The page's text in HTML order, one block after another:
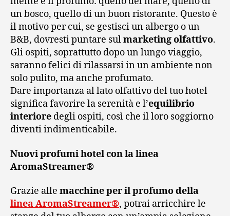
un bosco, quello di un buon ristorante. Questo è
il motivo per cui, se gestisci un albergo o un
B&B, dovresti puntare sulmarketing olfattivo.
Gli ospiti, soprattutto dopo un lungo viaggio,
saranno felici di rilassarsi in un ambiente non
solo pulito, ma anche profumato.
Dare importanza al lato olfattivo del tuo hotel
significa favorire la serenità e l’equilibrio
interiore degli ospiti, così che il loro soggiorno
diventi indimenticabile.
Nuovi profumi hotel con la linea
AromaStreamer®
Grazie alle macchine per il profumo della
linea AromaStreamer®, potrai arricchire le